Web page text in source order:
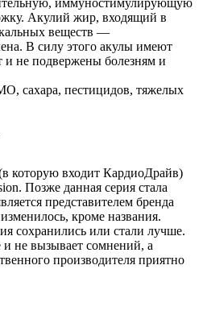
Акулий жир, входящий в
веществ —
В силу этого акулы имеют
не подвержены болезням и
сахара, пестицидов, тяжелых
которую входит КардиоДрайв)
Позже данная серия стала
представителем бренда
кроме названия.
сохранились или стали лучше.
и не вызывает сомнений, а
производителя приятно